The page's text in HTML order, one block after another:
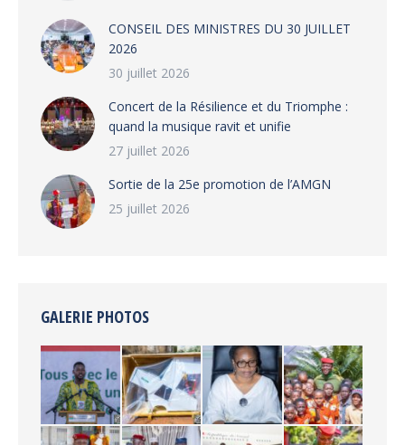
CONSEIL DES MINISTRES DU 30 JUILLET
2026
30 juillet 2026
‎​Concert de la Résilience et du Triomphe :
quand la musique ravit et unifie
27 juillet 2026
‎Sortie de la 25e promotion de l’AMGN
25 juillet 2026
GALERIE PHOTOS